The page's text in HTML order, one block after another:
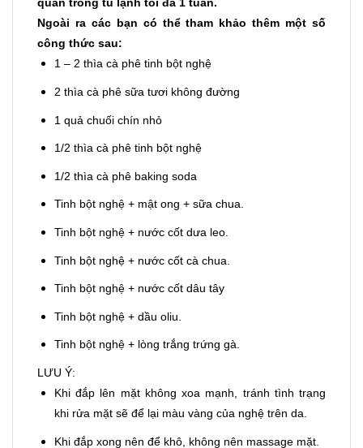
quản trong tủ lạnh tối đa 1 tuần.
Ngoài ra các bạn có thể tham khảo thêm một số
công thức sau:
1 – 2 thìa cà phê tinh bột nghệ
2 thìa cà phê sữa tươi không đường
1 quả chuối chín nhỏ
1/2 thìa cà phê tinh bột nghệ
1/2 thìa cà phê baking soda
Tinh bột nghệ + mật ong + sữa chua.
Tinh bột nghệ + nước cốt dưa leo.
Tinh bột nghệ + nước cốt cà chua.
Tinh bột nghệ + nước cốt dâu tây
Tinh bột nghệ + dầu oliu.
Tinh bột nghệ + lòng trắng trứng gà.
LƯU Ý:
Khi đắp lên mặt không xoa mạnh, tránh tình trạng
khi rửa mặt sẽ để lại màu vàng của nghệ trên da.
Khi đắp xong nên để khô, không nên massage mặt.